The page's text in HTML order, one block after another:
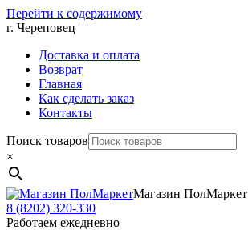
Перейти к содержимому
г. Череповец
Доставка и оплата
Возврат
Главная
Как сделать заказ
Контакты
Поиск товаров
×
Магазин ПолМаркет
8 (8202) 320-330
Работаем ежедневно